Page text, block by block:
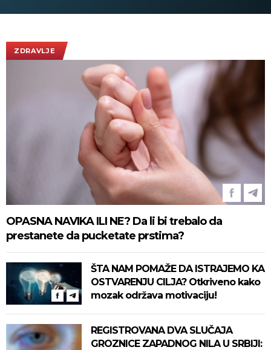
ZDRAVLJE
OPASNA NAVIKA ILI NE? Da li bi trebalo da
prestanete da pucketate prstima?
ŠTA NAM POMAŽE DA ISTRAJEMO KA
OSTVARENJU CILJA? Otkriveno kako
mozak održava motivaciju!
REGISTROVANA DVA SLUČAJA
GROZNICE ZAPADNOG NILA U SRBIJI: